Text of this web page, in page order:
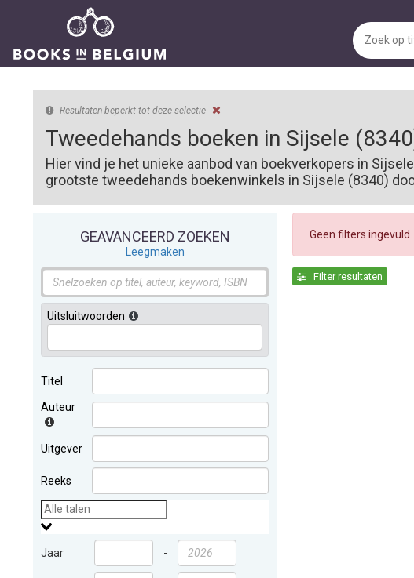
Resultaten beperkt tot deze selectie
Tweedehands boeken in Sijsele
Hier vind je het unieke aanbod van boekverkopers in
grootste tweedehands boekenwinkels in Sijsele (8340)
GEAVANCEERD ZOEKEN
Leegmaken
Uitsluitwoorden
Titel
Auteur
Uitgever
Reeks
Jaar -
Geen filters ingevuld
Filter resultaten